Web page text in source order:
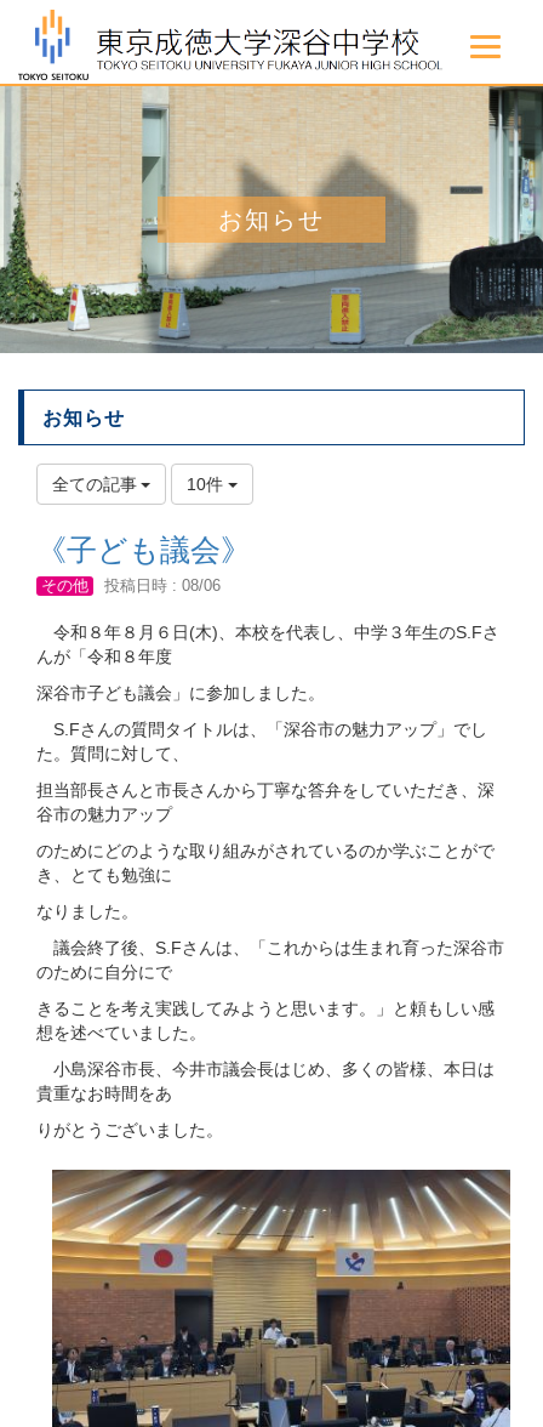
お知らせ
お知らせ
全ての記事 10件
《子ども議会》
その他 投稿日時 : 08/06
令和８年８月６日(木)、本校を代表し、中学３年生のS.Fさ
んが「令和８年度
深谷市子ども議会」に参加しました。
S.Fさんの質問タイトルは、「深谷市の魅力アップ」でし
た。質問に対して、
担当部長さんと市長さんから丁寧な答弁をしていただき、深
谷市の魅力アップ
のためにどのような取り組みがされているのか学ぶことがで
き、とても勉強に
なりました。
議会終了後、S.Fさんは、「これからは生まれ育った深谷市
のために自分にで
きることを考え実践してみようと思います。」と頼もしい感
想を述べていました。
小島深谷市長、今井市議会長はじめ、多くの皆様、本日は
貴重なお時間をあ
りがとうございました。